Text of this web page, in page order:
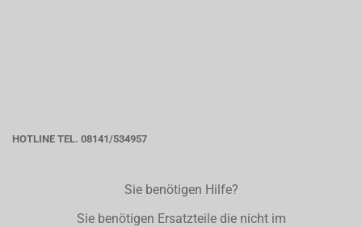
HOTLINE TEL. 08141/534957
Sie benötigen Hilfe?
Sie benötigen Ersatzteile die nicht im